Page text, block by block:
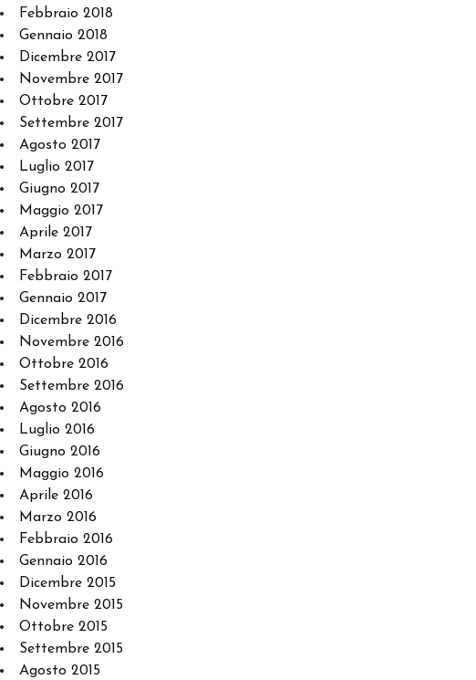
Febbraio 2018
Gennaio 2018
Dicembre 2017
Novembre 2017
Ottobre 2017
Settembre 2017
Agosto 2017
Luglio 2017
Giugno 2017
Maggio 2017
Aprile 2017
Marzo 2017
Febbraio 2017
Gennaio 2017
Dicembre 2016
Novembre 2016
Ottobre 2016
Settembre 2016
Agosto 2016
Luglio 2016
Giugno 2016
Maggio 2016
Aprile 2016
Marzo 2016
Febbraio 2016
Gennaio 2016
Dicembre 2015
Novembre 2015
Ottobre 2015
Settembre 2015
Agosto 2015